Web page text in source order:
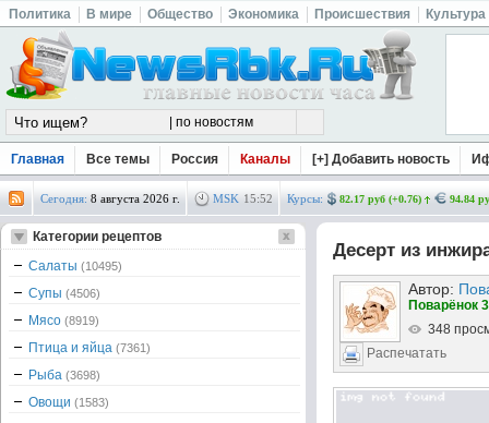
Политика В мире Общество Экономика Происшествия Культура
Главная Все темы Россия Каналы [+] Добавить новость
Сегодня: 8 августа 2026 г. MSK 15:52 Курсы: 82.17 руб (+0.76) 94.84
Десерт из
Автор:
Поварёнок
348
Распечатать
Категории рецептов
Салаты (10495)
Супы (4506)
Мясо (8919)
Птица и яйца (7361)
Рыба (3698)
Овощи (1583)